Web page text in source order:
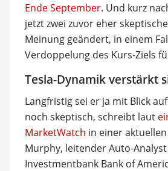
Ende September. Und kurz
jetzt zwei zuvor eher
Meinung geändert, in einem
Verdoppelung des Kurs-Ziels
Tesla-Dynamik verstärkt
Langfristig sei er ja mit Blick
noch skeptisch, schreibt laut
MarketWatch in einer
Murphy, leitender Auto-
Investmentbank Bank of